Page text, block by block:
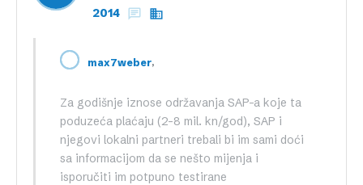
2014
max7weber,
Za godišnje iznose održavanja SAP-a koje ta
poduzeća plaćaju (2-8 mil. kn/god), SAP i
njegovi lokalni partneri trebali bi im sami doći
sa informacijom da se nešto mijenja i
isporučiti im potpuno testirane